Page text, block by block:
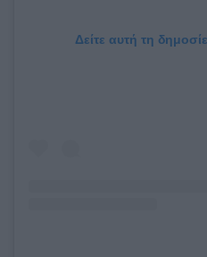
Δείτε αυτή τη